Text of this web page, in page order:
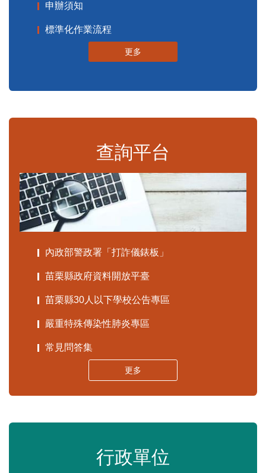
申辦須知
標準化作業流程
更多
查詢平台
內政部警政署「打詐儀錶板」
苗栗縣政府資料開放平臺
苗栗縣30人以下學校公告專區
嚴重特殊傳染性肺炎專區
常見問答集
更多
行政單位